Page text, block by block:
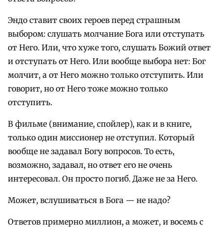
Эндо ставит своих героев перед страшным
выбором: слушать молчание Бога или отступать
от Него. Или, что хуже того, слушать Божий ответ
и отступать от Него. Или вообще выбора нет: Бог
молчит, а от Него можно только отступить. Или
говорит, но от Него тоже можно только
отступить.
В фильме (внимание, спойлер), как и в книге,
только один миссионер не отступил. Который
вообще не задавал Богу вопросов. То есть,
возможно, задавал, но ответ его не очень
интересовал. Он просто погиб. Даже не за Него.
Может, вслушиваться в Бога — не надо?
Ответов примерно миллион, а может, и восемь с